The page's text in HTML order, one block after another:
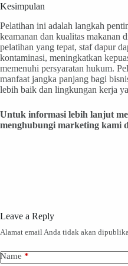
Kesimpulan
Pelatihan ini adalah langkah
keamanan dan kualitas makanan
pelatihan yang tepat, staf dapur
kontaminasi, meningkatkan
memenuhi persyaratan hukum.
manfaat jangka panjang bagi
lebih baik dan lingkungan kerja
Untuk informasi lebih lanjut
menghubungi marketing kami
Leave a Reply
Alamat email Anda tidak akan
Name *